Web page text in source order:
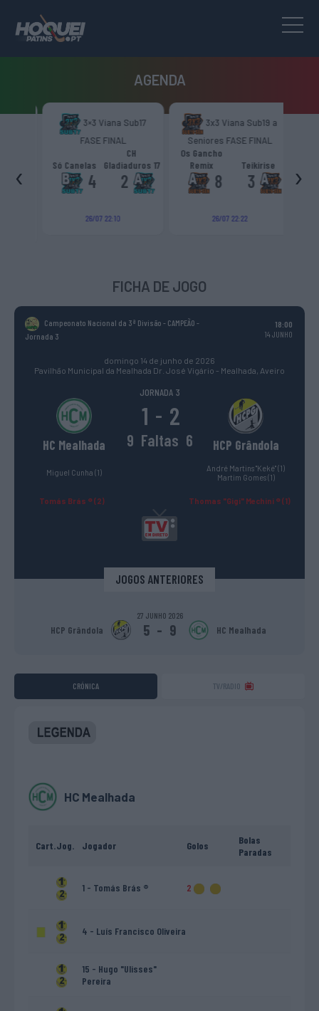
AGENDA
3×3 Viana Sub17
FASE FINAL
Só Canelas
4
CH
Gladiaduros 17
2
26/07 22:10
3x3 Viana Sub19 a
Seniores FASE FINAL
Os Gancho
Remix
8
Teikirise
3
26/07 22:22
‹ ›
FICHA DE JOGO
Campeonato Nacional da 3ª Divisão - CAMPEÃO -
Jornada 3
18:00
14 JUNHO
domingo 14 de junho de 2026
Pavilhão Municipal da Mealhada Dr. José Vigário - Mealhada, Aveiro
JORNADA 3
HC Mealhada
1 - 2
9 Faltas 6 HCP Grândola
Miguel Cunha (1)
André Martins "Keké" (1)
Martim Gomes (1)
Tomás Brás ® (2) Thomas "Gigi" Mechini ® (1)
JOGOS ANTERIORES
27 JUNHO 2026
HCP Grândola 5 - 9 HC Mealhada
CRÓNICA TV/RADIO
HC Mealhada
Cart.Jog. Jogador Golos
Bolas
Paradas
1 - Tomás Brás ® 2
4 - Luís Francisco Oliveira
15 - Hugo "Ulisses"
Pereira